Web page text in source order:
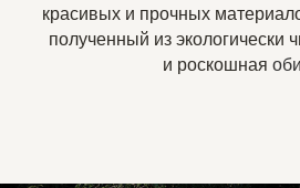
красивых и прочных
полученный из экологически
и роскошная